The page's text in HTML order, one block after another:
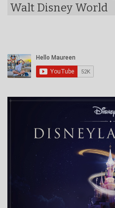
Walt Disney World